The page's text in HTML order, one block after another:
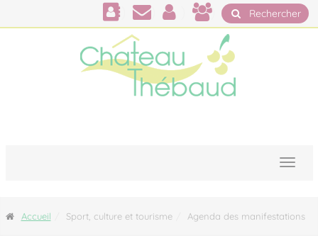
Rechercher
Accueil Sport, culture et tourisme Agenda des manifestations
Panneau de gestion des cookies